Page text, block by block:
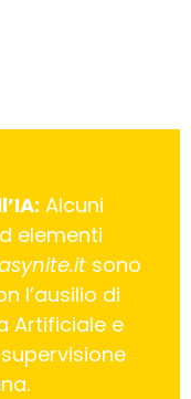
Alcuni
elementi
sono
l’ausilio di
Artificiale e